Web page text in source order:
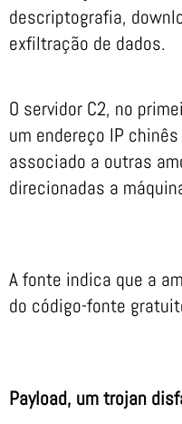
descriptografia,
exfiltração de dados.
O servidor C2, no
um endereço IP
associado a outras
direcionadas a
A fonte indica que a
do código-fonte
Payload, um trojan